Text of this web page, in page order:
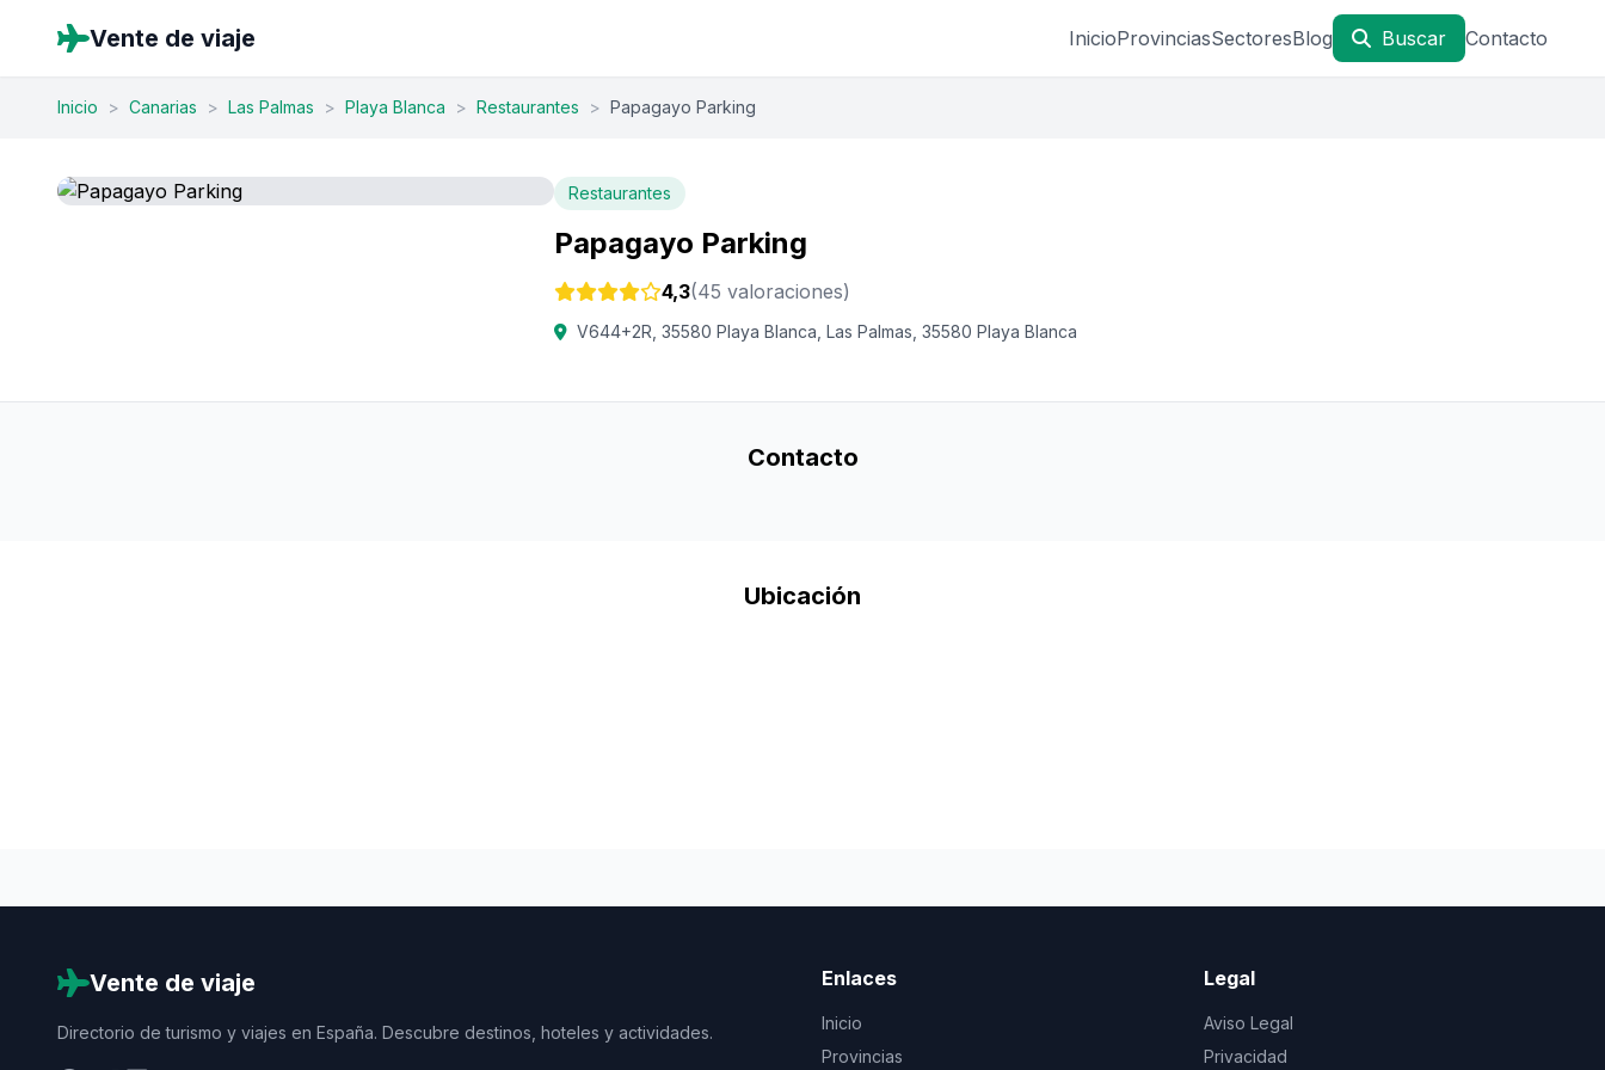
Vente de viaje InicioProvinciasSectoresBlog Buscar Contacto
Inicio > Canarias > Las Palmas > Playa Blanca > Restaurantes > Papagayo Parking
Restaurantes
Papagayo Parking
4,3(45 valoraciones)
V644+2R, 35580 Playa Blanca, Las Palmas, 35580 Playa Blanca
Contacto
Ubicación
Vente de viaje
Directorio de turismo y viajes en España. Descubre destinos, hoteles y actividades.
Enlaces
Inicio
Provincias
Legal
Aviso Legal
Privacidad